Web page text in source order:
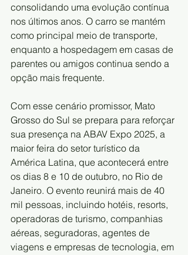
consolidando uma evolução contínua
nos últimos anos. O carro se mantém
como principal meio de transporte,
enquanto a hospedagem em casas de
parentes ou amigos continua sendo a
opção mais frequente.
Com esse cenário promissor, Mato
Grosso do Sul se prepara para reforçar
sua presença na ABAV Expo 2025, a
maior feira do setor turístico da
América Latina, que acontecerá entre
os dias 8 e 10 de outubro, no Rio de
Janeiro. O evento reunirá mais de 40
mil pessoas, incluindo hotéis, resorts,
operadoras de turismo, companhias
aéreas, seguradoras, agentes de
viagens e empresas de tecnologia, em